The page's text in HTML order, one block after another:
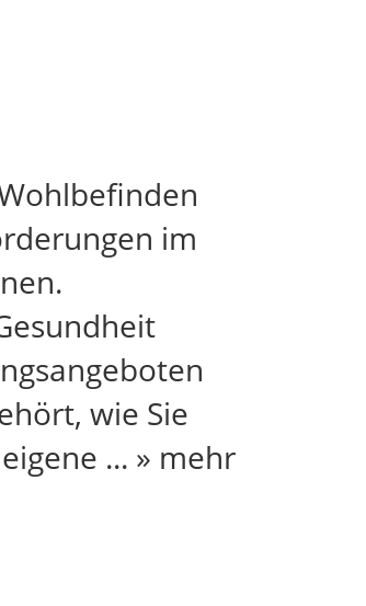
im
wie Sie
... » mehr